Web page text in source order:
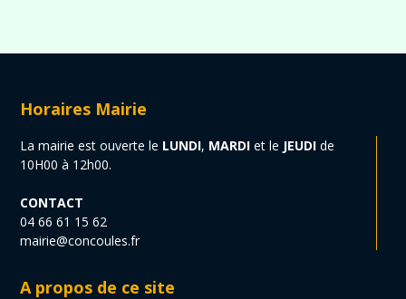
Horaires Mairie
La mairie est ouverte le LUNDI, MARDI et le JEUDI de
10H00 à 12h00.
CONTACT
04 66 61 15 62
mairie@concoules.fr
A propos de ce site